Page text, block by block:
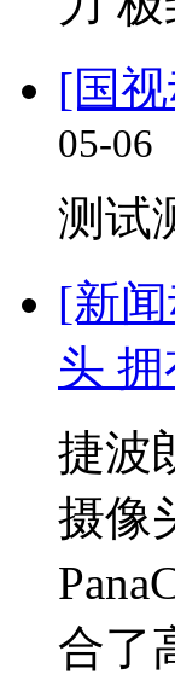
[国
05-06
测试
[新
头
捷波
摄像
合了